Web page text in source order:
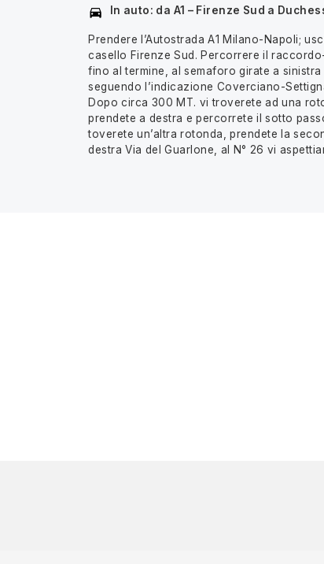
In auto: da A1 – Firenze Sud a
Prendere l’Autostrada A1 Milano-Napoli;
casello Firenze Sud. Percorrere il
fino al termine, al semaforo girate a sinistra
seguendo l’indicazione Coverciano-
Dopo circa 300 MT. vi troverete ad una
prendete a destra e percorrete il sotto
toverete un’altra rotonda, prendete la
destra Via del Guarlone, al N° 26 vi